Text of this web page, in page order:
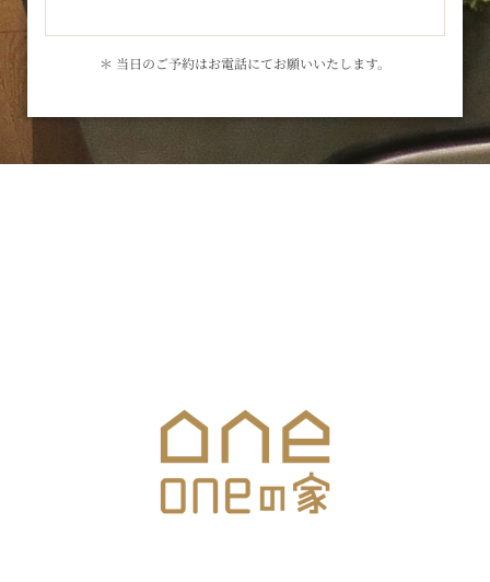
＊ 当日のご予約はお電話にてお願いいたします。